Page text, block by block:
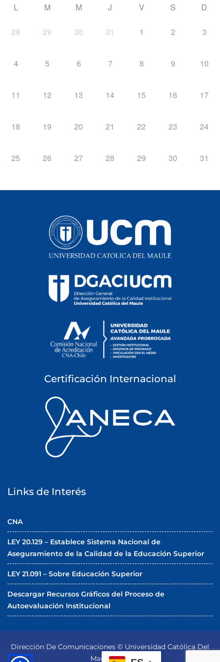
L M M J V S D
28 29 30 31 1 2 3
4 5 6 7 8 9 10
11 12 13 14 15 16 17
18 19 20 21 22 23 24
25 26 27 28 29 30 31
Certificación Internacional
Links de Interés
CNA
LEY 20.129 – Establece Sistema Nacional de
Aseguramiento de la Calidad de la Educación Superior
LEY 21.091 – Sobre Educación Superior
Descargar Recursos Gráficos del Proceso de
Autoevaluación Institucional
Dirección De Comunicaciones © Universidad Católica Del
Maule 2026